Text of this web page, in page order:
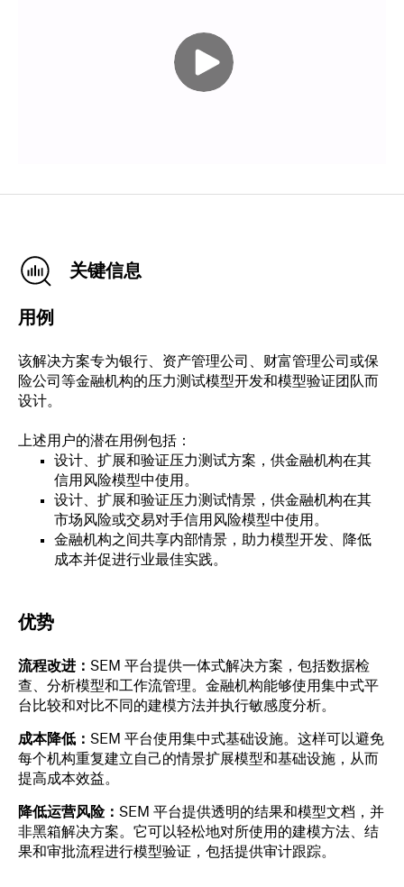
关键信息
用例
该解决方案专为银行、资产管理公司、财富管理公司或保
险公司等金融机构的压力测试模型开发和模型验证团队而
设计。
上述用户的潜在用例包括：
设计、扩展和验证压力测试方案，供金融机构在其
信用风险模型中使用。
设计、扩展和验证压力测试情景，供金融机构在其
市场风险或交易对手信用风险模型中使用。
金融机构之间共享内部情景，助力模型开发、降低
成本并促进行业最佳实践。
优势
流程改进：SEM 平台提供一体式解决方案，包括数据检
查、分析模型和工作流管理。金融机构能够使用集中式平
台比较和对比不同的建模方法并执行敏感度分析。
成本降低：SEM 平台使用集中式基础设施。这样可以避免
每个机构重复建立自己的情景扩展模型和基础设施，从而
提高成本效益。
降低运营风险：SEM 平台提供透明的结果和模型文档，并
非黑箱解决方案。它可以轻松地对所使用的建模方法、结
果和审批流程进行模型验证，包括提供审计跟踪。